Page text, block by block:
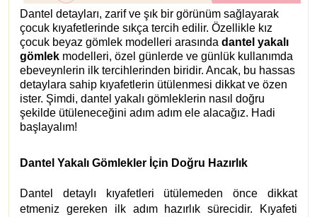
Dantel detayları, zarif ve şık bir görünüm sağlayarak
çocuk kıyafetlerinde sıkça tercih edilir. Özellikle kız
çocuk beyaz gömlek modelleri arasında dantel yakalı
gömlek modelleri, özel günlerde ve günlük kullanımda
ebeveynlerin ilk tercihlerinden biridir. Ancak, bu hassas
detaylara sahip kıyafetlerin ütülenmesi dikkat ve özen
ister. Şimdi, dantel yakalı gömleklerin nasıl doğru
şekilde ütüleneceğini adım adım ele alacağız. Hadi
başlayalım!
Dantel Yakalı Gömlekler İçin Doğru Hazırlık
Dantel detaylı kıyafetleri ütülemeden önce dikkat
etmeniz gereken ilk adım hazırlık sürecidir. Kıyafeti